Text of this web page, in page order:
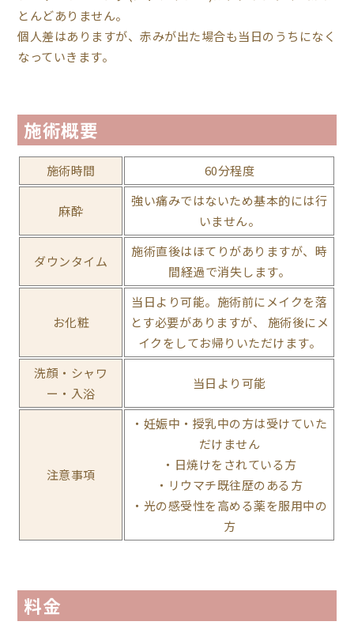
とんどありません。
個人差はありますが、赤みが出た場合も当日のうちになく
なっていきます。
施術概要
施術時間 60分程度
麻酔
強い痛みではないため基本的には行
いません。
ダウンタイム
施術直後はほてりがありますが、時
間経過で消失します。
お化粧
当⽇より可能。施術前にメイクを落
とす必要がありますが、 施術後にメ
イクをしてお帰りいただけます。
洗顔・シャワ
ー・⼊浴
当⽇より可能
注意事項
・妊娠中・授乳中の方は受けていた
だけません
・日焼けをされている方
・リウマチ既往歴のある方
・光の感受性を高める薬を服用中の
方
料金